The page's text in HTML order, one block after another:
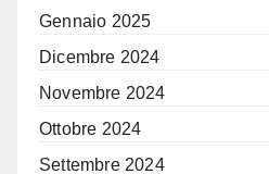
Gennaio 2025
Dicembre 2024
Novembre 2024
Ottobre 2024
Settembre 2024